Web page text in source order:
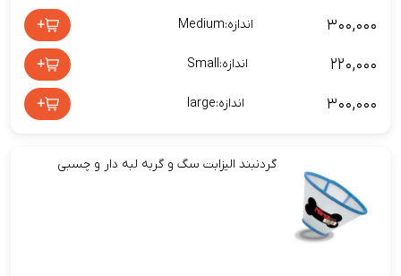
۳۰۰,۰۰۰ اندازه:Medium +
۲۲۰,۰۰۰ اندازه:Small +
۳۰۰,۰۰۰ اندازه:large +
گردنبند الیزابت سگ و گربه لبه دار و چسبی